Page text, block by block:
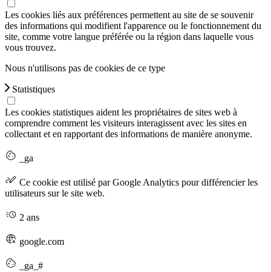
Les cookies liés aux préférences permettent au site de se souvenir
des informations qui modifient l'apparence ou le fonctionnement du
site, comme votre langue préférée ou la région dans laquelle vous
vous trouvez.
Nous n'utilisons pas de cookies de ce type
Statistiques
Les cookies statistiques aident les propriétaires de sites web à
comprendre comment les visiteurs interagissent avec les sites en
collectant et en rapportant des informations de manière anonyme.
_ga
Ce cookie est utilisé par Google Analytics pour différencier les
utilisateurs sur le site web.
2 ans
google.com
_ga_#